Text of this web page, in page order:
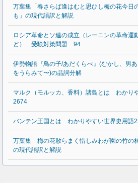
万葉集「春さらば逢はむと思ひし梅の花今日
も」の現代語訳と解説
ロシア革命とソ連の成立（レーニンの革命運
ど） 受験対策問題 94
伊勢物語『鳥の子/あだくらべ』(むかし、男
をうらみて〜)の品詞分解
マルク（モルッカ、香料）諸島とは わかり
2674
バンテン王国とは わかりやすい世界史用語
万葉集「梅の花散らまく惜しみわが園の竹の
の現代語訳と解説